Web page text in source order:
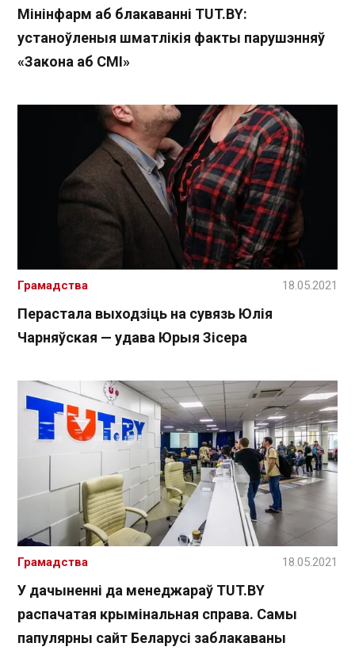
Мінінфарм аб блакаванні TUT.BY:
устаноўленыя шматлікія факты парушэнняў
«Закона аб СМІ»
Перастала выходзіць на сувязь Юлія
Чарняўская — удава Юрыя Зісера
Грамадства 18.05.2021
У дачыненні да менеджараў TUT.BY
распачатая крымінальная справа. Самы
папулярны сайт Беларусі заблакаваны
Грамадства 18.05.2021